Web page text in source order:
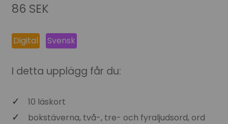
86 SEK
Digital Svensk
I detta upplägg får du:
10 läskort
bokstäverna, två-, tre- och fyraljudsord, ord